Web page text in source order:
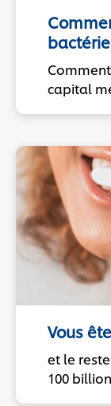
capital
Vous
et le
100